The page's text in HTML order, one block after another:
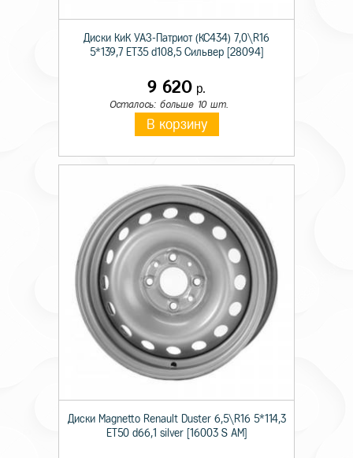
Диски КиК УАЗ-Патриот (КС434) 7,0\R16
5*139,7 ET35 d108,5 Сильвер [28094]
9 620 р.
Осталось: больше 10 шт.
В корзину
Диски Magnetto Renault Duster 6,5\R16 5*114,3
ET50 d66,1 silver [16003 S AM]